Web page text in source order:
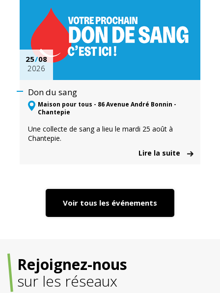
25/08
2026
Don du sang
Maison pour tous - 86 Avenue André Bonnin -
Chantepie
Une collecte de sang a lieu le mardi 25 août à
Chantepie.
Lire la suite
Voir tous les événements
Rejoignez-nous
sur les réseaux